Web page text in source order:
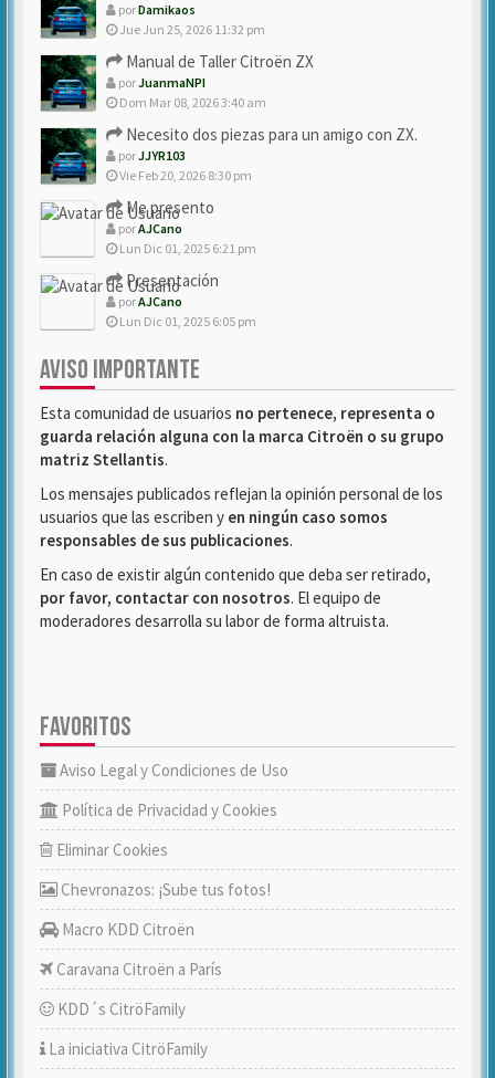
porDamikaos
Jue Jun 25, 2026 11:32 pm
Manual de Taller Citroën ZX
porJuanmaNPI
Dom Mar 08, 2026 3:40 am
Necesito dos piezas para un amigo con ZX.
porJJYR103
Vie Feb 20, 2026 8:30 pm
Me presento
porAJCano
Lun Dic 01, 2025 6:21 pm
Presentación
porAJCano
Lun Dic 01, 2025 6:05 pm
AVISO IMPORTANTE
Esta comunidad de usuarios no pertenece, representa o
guarda relación alguna con la marca Citroën o su grupo
matriz Stellantis.
Los mensajes publicados reflejan la opinión personal de los
usuarios que las escriben y en ningún caso somos
responsables de sus publicaciones.
En caso de existir algún contenido que deba ser retirado,
por favor, contactar con nosotros. El equipo de
moderadores desarrolla su labor de forma altruista.
FAVORITOS
Aviso Legal y Condiciones de Uso
Política de Privacidad y Cookies
Eliminar Cookies
Chevronazos: ¡Sube tus fotos!
Macro KDD Citroën
Caravana Citroën a París
KDD´s CitröFamily
La iniciativa CitröFamily